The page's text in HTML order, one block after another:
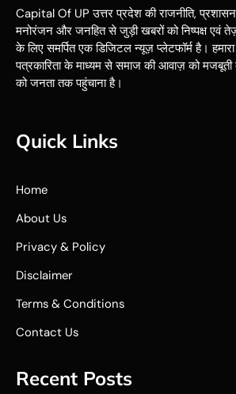
Capital Of UP उत्तर प्रदेश की राजनीति, प्रशासन,
मनोरंजन और जनहित से जुड़ी खबरों को निष्पक्ष एवं
के लिए समर्पित एक डिजिटल न्यूज़ प्लेटफॉर्म है। हमारा
पत्रकारिता के माध्यम से समाज की आवाज़ को मजबूती
को जनता तक पहुंचाना है।
Quick Links
Home
About Us
Privacy & Policy
Disclaimer
Terms & Conditions
Contact Us
Recent Posts